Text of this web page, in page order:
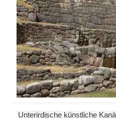
Unterirdische künstliche